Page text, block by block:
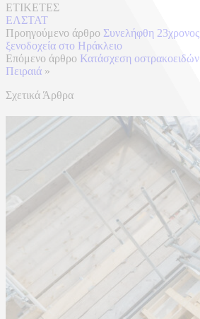
ΕΤΙΚΕΤΕΣ
ΕΛΣΤΑΤ
Προηγούμενο άρθρο Συνελήφθη
ξενοδοχεία στο Ηράκλειο
Επόμενο άρθρο Κατάσχεση
Πειραιά »
Σχετικά Άρθρα